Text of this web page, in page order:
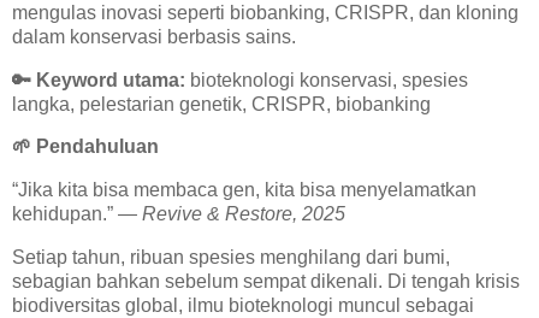
mengulas inovasi seperti biobanking, CRISPR, dan kloning
dalam konservasi berbasis sains.
🔑 Keyword utama: bioteknologi konservasi, spesies
langka, pelestarian genetik, CRISPR, biobanking
🌱 Pendahuluan
“Jika kita bisa membaca gen, kita bisa menyelamatkan
kehidupan.” — Revive & Restore, 2025
Setiap tahun, ribuan spesies menghilang dari bumi,
sebagian bahkan sebelum sempat dikenali. Di tengah krisis
biodiversitas global, ilmu bioteknologi muncul sebagai